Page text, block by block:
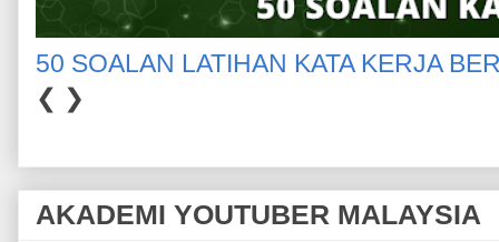
50 SOALAN LATIHAN KATA KERJA
❮ ❯
AKADEMI YOUTUBER MALAYSIA